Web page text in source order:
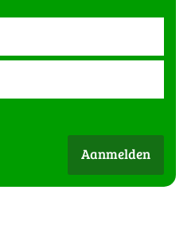
Aanmelden